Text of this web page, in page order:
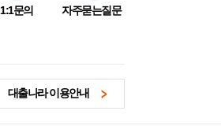
1:1문의 자주묻는질문
대출나라 이용안내